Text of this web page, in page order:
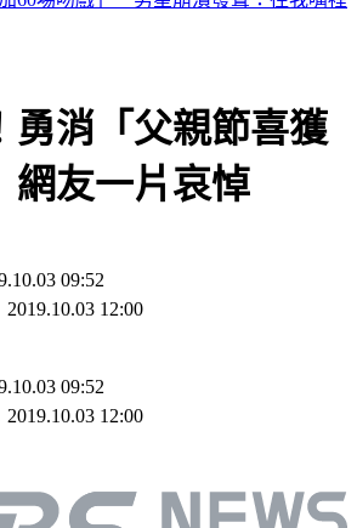
勇消「父親節喜獲
友一片哀悼
09:52
12:00
09:52
2019.10.03 12:00